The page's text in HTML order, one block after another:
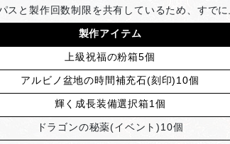
スと製作回数制限を共有しているため、すで
製作アイテム
上級祝福の粉箱5個
アルビノ盆地の時間補充石(刻印)10個
輝く成長装備選択箱1個
ドラゴンの秘薬(イベント)10個